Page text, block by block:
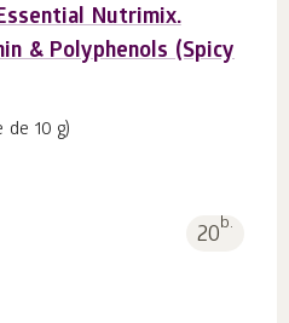
Nutrimix.
& Polyphenols (Spicy
de 10 g)
20b.